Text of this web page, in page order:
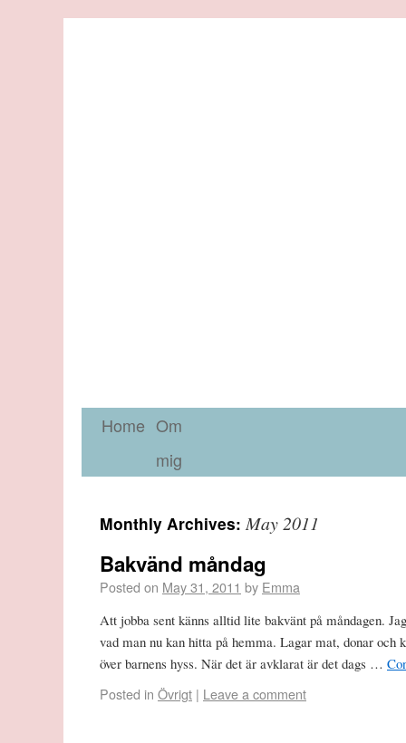
Home Om
mig
Monthly Archives:May 2011
Bakvänd måndag
Posted on May 31, 2011 by Emma
Att jobba sent känns alltid lite bakvänt på måndagen.
vad man nu kan hitta på hemma. Lagar mat, donar och
över barnens hyss. När det är avklarat är det dags …
Posted in Övrigt | Leave a comment